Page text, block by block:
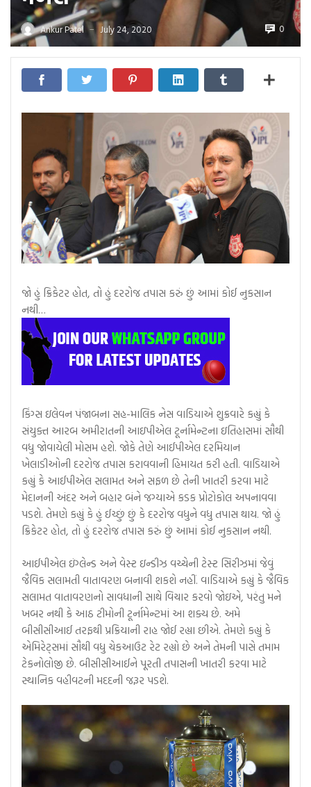
Ankur Patel — July 24, 2020 0
જો હું ક્રિકેટર હોત, તો હું દરરોજ તપાસ કરું છું આમાં કોઈ નુકસાન
નથી…
કિંગ્સ ઇલેવન પંજાબના સહ-માલિક નેસ વાડિયાએ શુક્રવારે કહ્યું કે
સંયુક્ત આરબ અમીરાતની આઇપીએલ ટૂર્નામેન્ટના ઇતિહાસમાં સૌથી
વધુ જોવાયેલી મોસમ હશે. જોકે તેણે આઈપીએલ દરમિયાન
ખેલાડીઓની દરરોજ તપાસ કરાવવાની હિમાયત કરી હતી. વાડિયાએ
કહ્યું કે આઈપીએલ સલામત અને સફળ છે તેની ખાતરી કરવા માટે
મેદાનની અંદર અને બહાર બંને જગ્યાએ કડક પ્રોટોકોલ અપનાવવા
પડશે. તેમણે કહ્યું કે હું ઈચ્છું છું કે દરરોજ વધુને વધુ તપાસ થાય. જો હું
ક્રિકેટર હોત, તો હું દરરોજ તપાસ કરું છું આમાં કોઈ નુકસાન નથી.
આઈપીએલ ઇંગ્લેન્ડ અને વેસ્ટ ઇન્ડીઝ વચ્ચેની ટેસ્ટ સિરીઝમાં જેવું
જૈવિક સલામતી વાતાવરણ બનાવી શકશે નહીં. વાડિયાએ કહ્યું કે જૈવિક
સલામત વાતાવરણનો સાવધાની સાથે વિચાર કરવો જોઇએ, પરંતુ મને
ખબર નથી કે આઠ ટીમોની ટૂર્નામેન્ટમાં આ શક્ય છે. અમે
બીસીસીઆઈ તરફથી પ્રક્રિયાની રાહ જોઈ રહ્યા છીએ. તેમણે કહ્યું કે
એમિરેટ્સમાં સૌથી વધુ ચેકઆઉટ રેટ રહ્યો છે અને તેમની પાસે તમામ
ટેકનોલોજી છે. બીસીસીઆઈને પૂરતી તપાસની ખાતરી કરવા માટે
સ્થાનિક વહીવટની મદદની જરૂર પડશે.